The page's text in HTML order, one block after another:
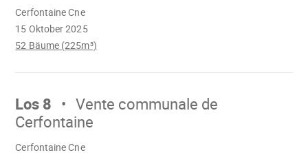
15 Oktober 2025
Cerfontaine Cne
52 Bäume (225m³)
Mach
Los 8
Vente communale de
Cerfontaine
Cerfontaine Cne